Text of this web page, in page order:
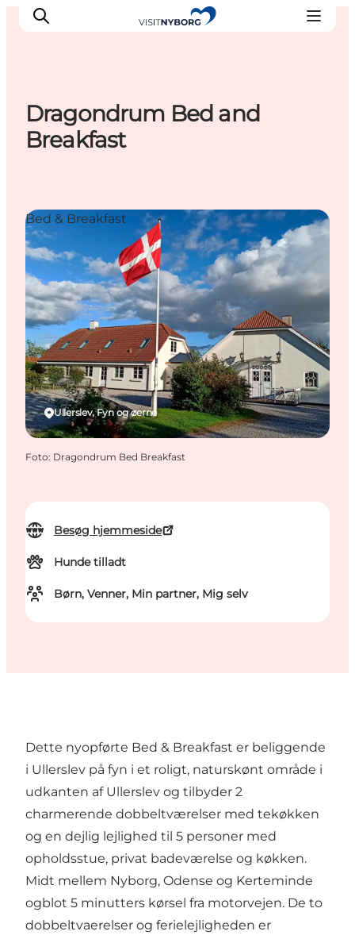
Oplev Nyborg
Planlæg din tur
Book & køb
Dragondrum Bed and
Breakfast
Besøg hjemmeside
Hunde tilladt
Børn, Venner, Min partner, Mig selv
Ullerslev, Fyn og øerne
Bed & Breakfast
Foto: Dragondrum Bed Breakfast
Dette nyopførte Bed & Breakfast er beliggende
i Ullerslev på fyn i et roligt, naturskønt område i
udkanten af ‌‌Ullerslev og tilbyder 2
charmerende dobbeltværelser med tekøkken
og en dejlig lejlighed til 5 personer med
opholdsstue, privat badeværelse og køkken.
Midt mellem Nyborg, Odense og Kerteminde
ogblot 5 minutters kørsel fra motorvejen. De to
dobbeltvaerelser og ferielejligheden er